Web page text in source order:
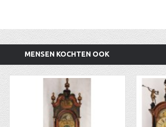
MENSEN KOCHTEN OOK